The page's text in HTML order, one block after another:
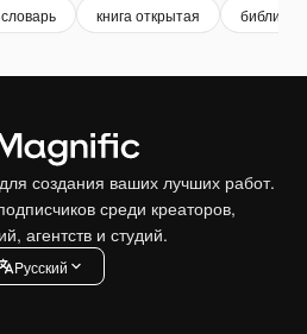
словарь книга открытая
создания ваших лучших работ.
среди креаторов,
агентств и студий.
Pусский